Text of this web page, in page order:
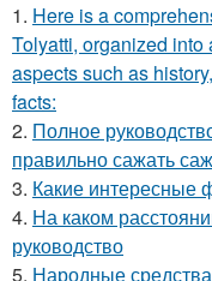
1. Here is a
Tolyatti, organized
aspects such as
facts:
2. Полное
правильно сажать
3. Какие интересные
4. На каком
руководство
5. Народные